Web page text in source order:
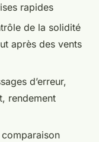
rapides
de la solidité
après des vents
d’erreur,
rendement
comparaison